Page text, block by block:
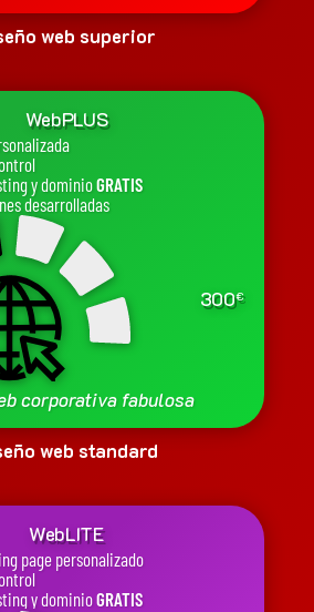
web superior
WebPLUS
y dominioGRATIS
desarrolladas
300€
corporativa fabulosa
web standard
WebLITE
page personalizado
y dominioGRATIS